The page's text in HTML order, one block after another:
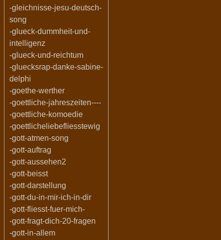
-gleichnisse-jesu-deutsch-
song
-glueck-dummheit-und-
intelligenz
-glueck-und-reichtum
-gluecksrap-danke-sabine-
delphi
-goethe-werther
-goettliche-jahreszeiten----
-goettliche-komoedie
-goettlicheliebefliesstewig
-gott-atmen-song
-gott-auftrag
-gott-aussehen2
-gott-beisst
-gott-darstellung
-gott-du-in-mir-ich-in-dir
-gott-fliesst-fuer-mich-
-gott-fragt-dich-20-fragen
-gott-in-allem